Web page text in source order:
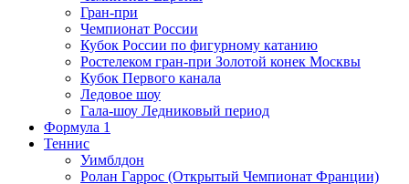
Гран-при
Чемпионат России
Кубок России по фигурному катанию
Ростелеком гран-при Золотой конек Москвы
Кубок Первого канала
Ледовое шоу
Гала-шоу Ледниковый период
Формула 1
Теннис
Уимблдон
Ролан Гаррос (Открытый Чемпионат Франции)